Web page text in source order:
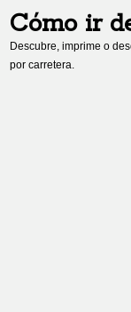
Cómo ir
Descubre, imprime o
por carretera.